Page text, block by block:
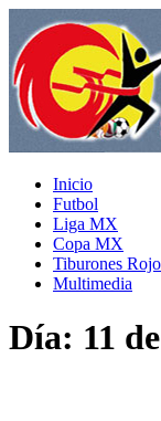
Inicio
Futbol
Liga MX
Copa MX
Tiburones
Multimedia
Día: 11